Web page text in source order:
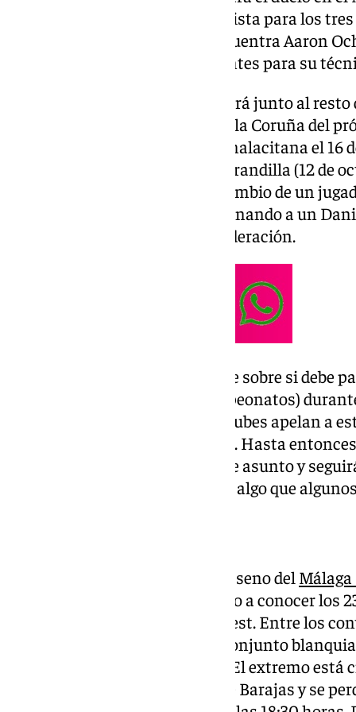
hoy, Irlanda sub-19 ha dado su lista para los
en Croacia, entre los que se encuentra Aaron
una de las piezas más importantes para su
El centrocampista se incorporará junto al
partido ante el RC Deportivo de la Coruña del
jugador volverá a la disciplina malacitana el 16
forma el partido en el Nuevo Mirandilla (12 de
Nules deberá encontrar un recambio de un
claro titular indiscutible, destronando a un
durante la etapa en Primera Federación.
Una vez más, se reabre el debate sobre si debe
(tal y como lo hacen otros campeonatos)
entrenadores de los distintos clubes apelan a
patronal se mantiene inflexible. Hasta
principales perjudicados de este asunto y
baluartes durante estas fechas, algo que
Las alarmas saltaron ayer en el seno del Málaga
19, dirigida por Paco Gallardo, dio a conocer los
Torneo Internacional en Bucarest. Entre los
Antoñito Cordero, jugador del conjunto
fundamentales de este equipo. El extremo
20:00 horas en el aeropuerto de Barajas y se